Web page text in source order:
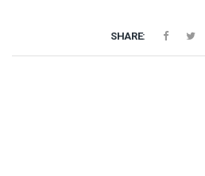
SHARE: